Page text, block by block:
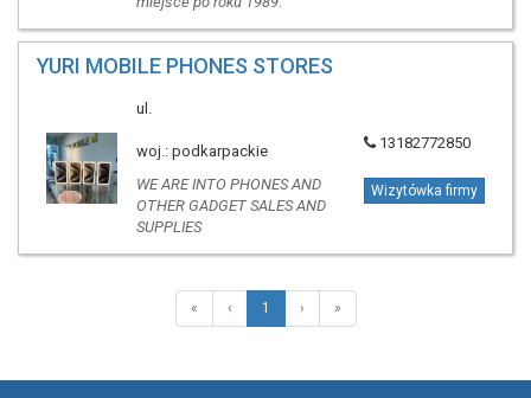
YURI MOBILE PHONES STORES
ul.
woj.: podkarpackie
WE ARE INTO PHONES AND
OTHER GADGET SALES AND
SUPPLIES
13182772850
Wizytówka firmy
« ‹ 1 › »